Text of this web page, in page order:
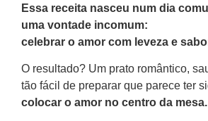
Essa receita nasceu num dia
uma vontade incomum:
celebrar o amor com leveza e
O resultado? Um prato romântico,
tão fácil de preparar que parece ter
colocar o amor no centro da mesa.